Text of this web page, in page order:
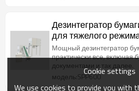
Дезинтегратор
для тяжелого
уничтожения данных
Мощный дезинтегратор
практически все, включая
документами и так далее.
модель:SPP600Cookie settings
We use cookies to provide you with